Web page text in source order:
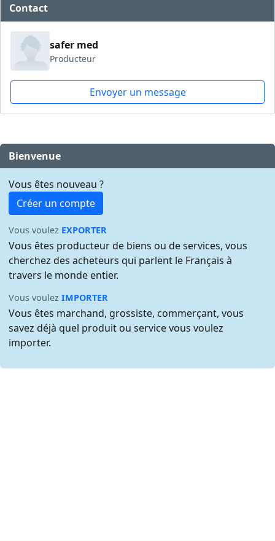
Contact
safer med
Producteur
Envoyer un message
Bienvenue
Vous êtes nouveau ?
Créer un compte
Vous voulez EXPORTER
Vous êtes producteur de biens ou de services, vous
cherchez des acheteurs qui parlent le Français à
travers le monde entier.
Vous voulezIMPORTER
Vous êtes marchand, grossiste, commerçant, vous
savez déjà quel produit ou service vous voulez
importer.